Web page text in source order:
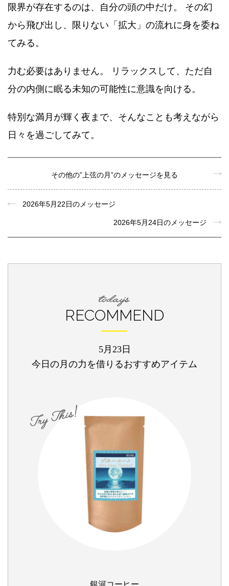
限界が存在するのは、自分の頭の中だけ。 その幻
から飛び出し、限りない「拡大」の流れに身を委ね
てみる。
力む必要はありません。 リラックスして、ただ自
分の内側に眠る未知の可能性に意識を向ける。
特別な満月が輝く夜まで、そんなことも考えながら
日々を過ごしてみて。
その他の”上弦の月”のメッセージを見る
2026年5月22日のメッセージ
2026年5月24日のメッセージ
RECOMMEND
5月23日
今日の月の力を借りるおすすめアイテム
銀河コーヒー